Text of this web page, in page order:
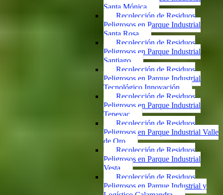
Santa Mónica
Recolección de Residuos
Peligrosos en Parque Industrial
Santa Rosa
Recolección de Residuos
Peligrosos en Parque Industrial
Santiago
Recolección de Residuos
Peligrosos en Parque Industrial
Tecnológico Innovación
Recolección de Residuos
Peligrosos en Parque Industrial
Tepeyac
Recolección de Residuos
Peligrosos en Parque Industrial Valle
de Oro
Recolección de Residuos
Peligrosos en Parque Industrial
Vesta
Recolección de Residuos
Peligrosos en Parque Industrial y